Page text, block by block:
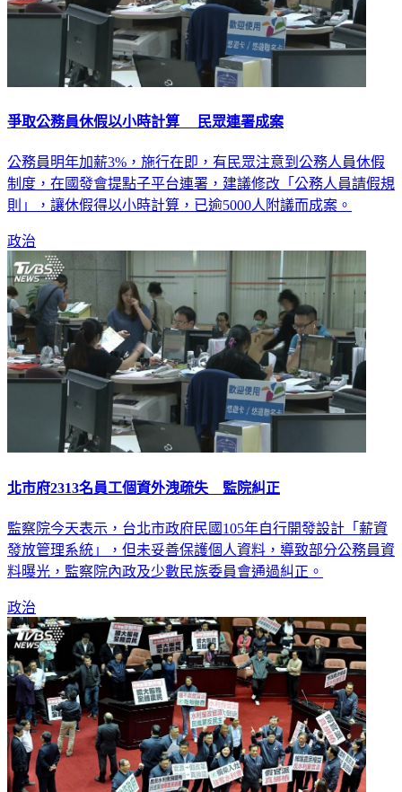
爭取公務員休假以小時計算 民眾連署成案
公務員明年加薪3%，施行在即，有民眾注意到公務人員休假
制度，在國發會提點子平台連署，建議修改「公務人員請假規
則」，讓休假得以小時計算，已逾5000人附議而成案。
政治
北市府2313名員工個資外洩疏失 監院糾正
監察院今天表示，台北市政府民國105年自行開發設計「薪資
發放管理系統」，但未妥善保護個人資料，導致部分公務員資
料曝光，監察院內政及少數民族委員會通過糾正。
政治